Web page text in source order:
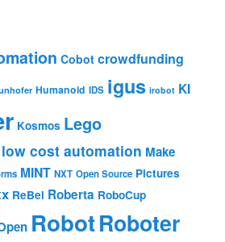
Cobot crowdfunding
Humanoid IDS igus irobot KI
Kosmos Lego
low cost automation Make
MINT NXT Open Source Pictures
ReBel Roberta RoboCup
RobotRoboter